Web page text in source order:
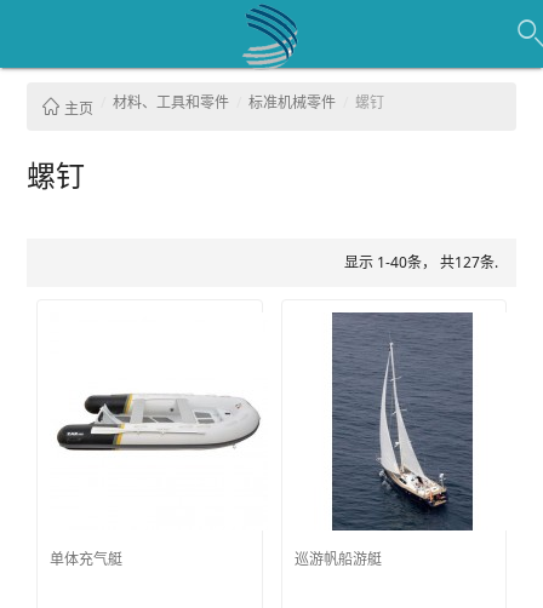
主页 材料、工具和零件 标准机械零件 螺钉
螺钉
显示 1-40条， 共127条.
单体充气艇 巡游帆船游艇